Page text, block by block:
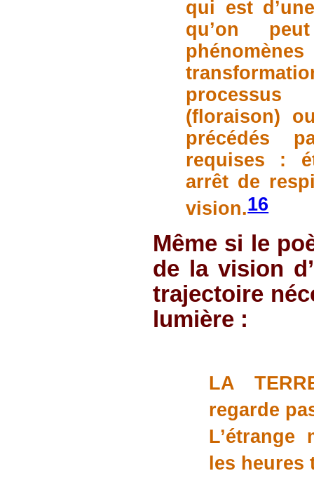
qui est
qu’on
processus
(floraison)
précédés
requises :
arrêt de
vision.16
Même si le
de la vision
trajectoire
lumière :
LA
regarde
L’étrange
les